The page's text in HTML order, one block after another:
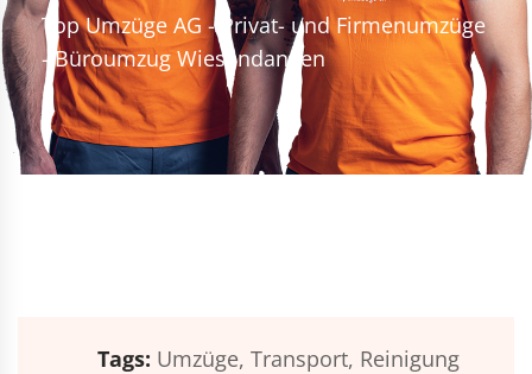
Top Umzüge AG - Privat- und Firmenumzüge
- Büroumzug Wiesendangen
Tags: Umzüge, Transport, Reinigung